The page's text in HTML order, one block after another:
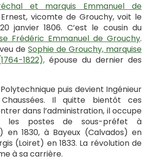
et marquis Emmanuel de
vicomte de Grouchy, voit le
janvier 1806. C’est le cousin du
Frédéric Emmanuel de Grouchy.
de Sophie de Grouchy, marquise
1822), épouse du dernier des
puis devient Ingénieur
Il quitte bientôt ces
dans l’administration, il occupe
les postes de sous-préfet à
en 1830, à Bayeux (Calvados) en
(Loiret) en 1833. La révolution de
à sa carrière.